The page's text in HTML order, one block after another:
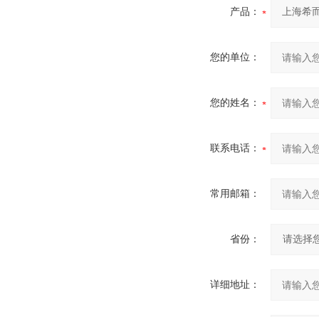
产品：
您的单位：
您的姓名：
联系电话：
常用邮箱：
省份：
详细地址：